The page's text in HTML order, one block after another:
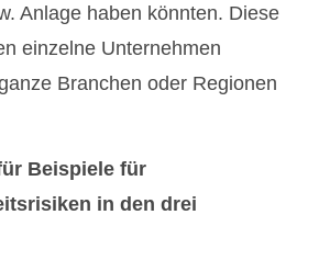
Anlage haben könnten. Diese
einzelne Unternehmen
Branchen oder Regionen
Beispiele für
in den drei